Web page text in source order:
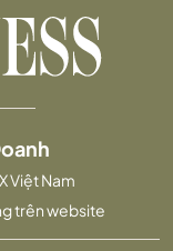
Việt Nam
trên website